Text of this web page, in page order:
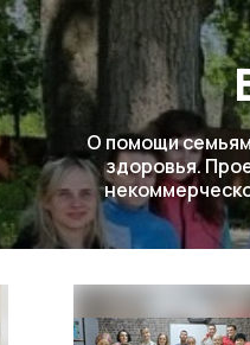
О помощи
здоровья.